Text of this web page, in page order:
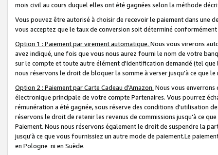
mois civil au cours duquel elles ont été gagnées selon la méthode
Vous pouvez être autorisé à choisir de recevoir le paiement dans une
vous acceptez que le taux de conversion soit déterminé
Option 1 : Paiement par virement automatique. Nous vous virerons
avez indiqué, une fois que vous nous aurez fourni le nom de votre
sur le compte et toute autre élément d'identification demandé (tel que
nous réservons le droit de bloquer la somme à verser jusqu'à ce que
Option 2 : Paiement par Carte Cadeau d’Amazon. Nous vous
électronique principale de votre compte Partenaires. Vous pourrez
rémunération a été gagnée, sous réserve des conditions d'utilisation
réservons le droit de retenir les revenus de commissions jusqu'à ce
Paiement. Nous nous réservons également le droit de suspendre la
jusqu'à ce que vous fournissiez un autre mode de paiement.Le
en Pologne ni en Suède.